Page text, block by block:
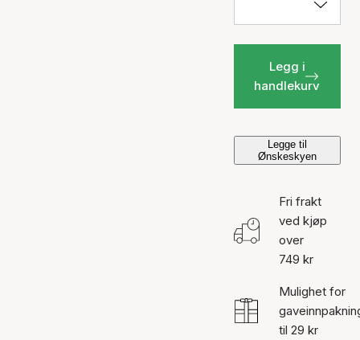
Legg i
handlekurv
Legge til
Ønskeskyen
Fri frakt
ved kjøp
over
749 kr
Mulighet for
til 29 kr